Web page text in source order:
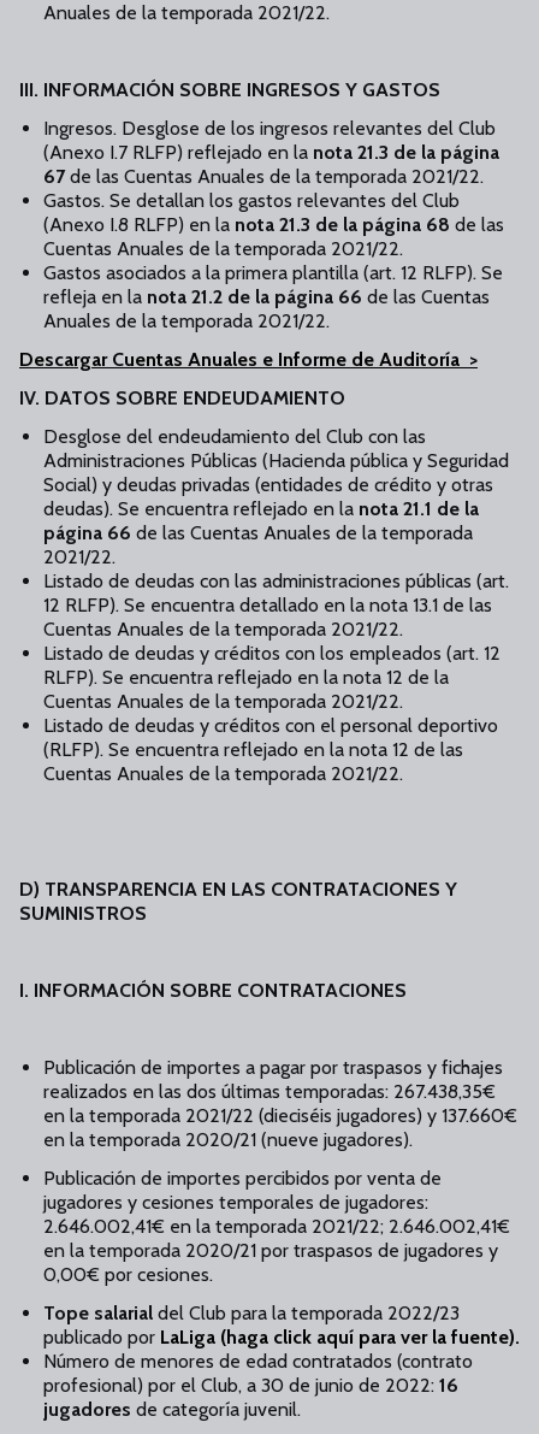
Anuales de la temporada 2021/22.
III. INFORMACIÓN SOBRE INGRESOS Y GASTOS
Ingresos. Desglose de los ingresos relevantes del Club
(Anexo I.7 RLFP) reflejado en la nota 21.3 de la página
67de las Cuentas Anuales de la temporada 2021/22.
Gastos. Se detallan los gastos relevantes del Club
(Anexo I.8 RLFP) en la nota 21.3 de la página 68 de las
Cuentas Anuales de la temporada 2021/22.
Gastos asociados a la primera plantilla (art. 12 RLFP). Se
refleja en la nota 21.2 de la página 66 de las Cuentas
Anuales de la temporada 2021/22.
Descargar Cuentas Anuales e Informe de Auditoría >
IV. DATOS SOBRE ENDEUDAMIENTO
Desglose del endeudamiento del Club con las
Administraciones Públicas (Hacienda pública y Seguridad
Social) y deudas privadas (entidades de crédito y otras
deudas). Se encuentra reflejado en la nota 21.1 de la
página 66 de las Cuentas Anuales de la temporada
2021/22.
Listado de deudas con las administraciones públicas (art.
12 RLFP). Se encuentra detallado en la nota 13.1 de las
Cuentas Anuales de la temporada 2021/22.
Listado de deudas y créditos con los empleados (art. 12
RLFP). Se encuentra reflejado en la nota 12 de la
Cuentas Anuales de la temporada 2021/22.
Listado de deudas y créditos con el personal deportivo
(RLFP). Se encuentra reflejado en la nota 12 de las
Cuentas Anuales de la temporada 2021/22.
D) TRANSPARENCIA EN LAS CONTRATACIONES Y
SUMINISTROS
I. INFORMACIÓN SOBRE CONTRATACIONES
Publicación de importes a pagar por traspasos y fichajes
realizados en las dos últimas temporadas: 267.438,35€
en la temporada 2021/22 (dieciséis jugadores) y 137.660€
en la temporada 2020/21 (nueve jugadores).
Publicación de importes percibidos por venta de
jugadores y cesiones temporales de jugadores:
2.646.002,41€ en la temporada 2021/22; 2.646.002,41€
en la temporada 2020/21 por traspasos de jugadores y
0,00€ por cesiones.
Tope salarial del Club para la temporada 2022/23
publicado por LaLiga (haga click aquí para ver la fuente).
Número de menores de edad contratados (contrato
profesional) por el Club, a 30 de junio de 2022: 16
jugadores de categoría juvenil.